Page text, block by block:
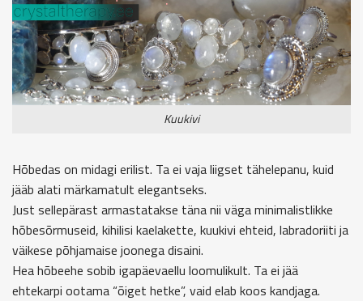
Kuukivi
Hõbedas on midagi erilist. Ta ei vaja liigset tähelepanu, kuid
jääb alati märkamatult elegantseks.
Just sellepärast armastatakse täna nii väga minimalistlikke
hõbesõrmuseid, kihilisi kaelakette, kuukivi ehteid, labradoriiti ja
väikese põhjamaise joonega disaini.
Hea hõbeehe sobib igapäevaellu loomulikult. Ta ei jää
ehtekarpi ootama “õiget hetke”, vaid elab koos kandjaga.